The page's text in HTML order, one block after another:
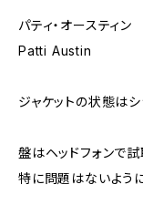
パティ・オースティン
Patti Austin
ジャケットの状態は
盤はヘッドフォンで
特に問題はないよう